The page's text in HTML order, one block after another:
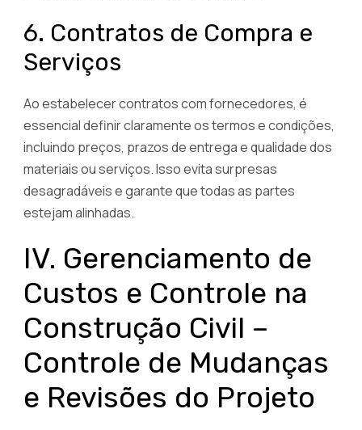
6. Contratos de Compra e
Serviços
Ao estabelecer contratos com fornecedores, é
essencial definir claramente os termos e condições,
incluindo preços, prazos de entrega e qualidade dos
materiais ou serviços. Isso evita surpresas
desagradáveis ​​e garante que todas as partes
estejam alinhadas.
IV. Gerenciamento de
Custos e Controle na
Construção Civil –
Controle de Mudanças
e Revisões do Projeto